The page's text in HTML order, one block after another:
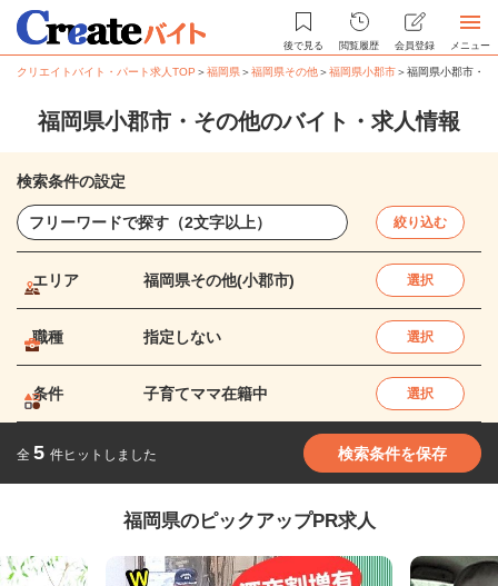
後で見る 閲覧履歴 会員登録 メニュー
クリエイトバイト・パート求人TOP ＞福岡県＞福岡県その他＞福岡県小郡市＞福岡県小郡市・
福岡県小郡市・その他のバイト・求人情報
検索条件の設定
絞り込む
エリア 福岡県その他(小郡市) 選択
職種 指定しない 選択
条件 子育てママ在籍中 選択
全 5 件ヒットしました 検索条件を保存
福岡県のピックアップPR求人